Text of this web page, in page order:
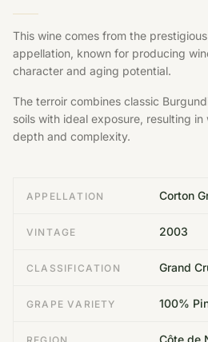
This wine comes from the
appellation, known for producing
character and aging potential.
The terroir combines classic
soils with ideal exposure, resulting
depth and complexity.
APPELLATION Corton
VINTAGE 2003
CLASSIFICATION Grand
GRAPE VARIETY 100%
Côte de